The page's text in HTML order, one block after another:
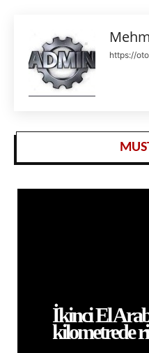
https://
İkinci El
kilometrede